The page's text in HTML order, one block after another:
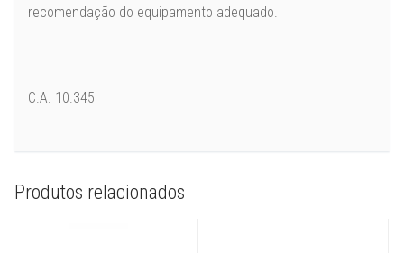
recomendação do equipamento adequado.
C.A. 10.345
Produtos relacionados